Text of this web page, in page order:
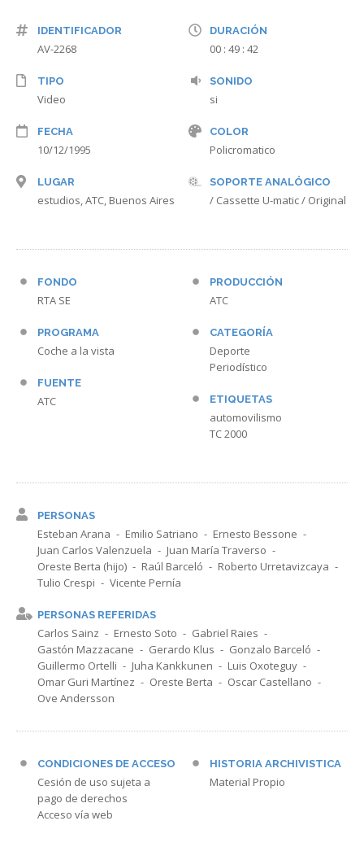
IDENTIFICADOR
AV-2268
TIPO
Video
FECHA
10/12/1995
LUGAR
estudios, ATC, Buenos Aires
DURACIÓN
00 : 49 : 42
SONIDO
si
COLOR
Policromatico
SOPORTE ANALÓGICO
/ Cassette U-matic / Original
FONDO
RTA SE
PROGRAMA
Coche a la vista
FUENTE
ATC
PRODUCCIÓN
ATC
CATEGORÍA
Deporte
Periodístico
ETIQUETAS
automovilismo
TC 2000
PERSONAS
Esteban Arana Emilio Satriano
Ernesto Bessone
Juan Carlos Valenzuela
Juan María Traverso
Oreste Berta (hijo)
Raúl Barceló
Roberto Urretavizcaya
Tulio Crespi
Vicente Pernía
PERSONAS REFERIDAS
Carlos Sainz Ernesto Soto
Gabriel Raies
Gastón Mazzacane
Gerardo Klus
Gonzalo Barceló
Guillermo Ortelli
Juha Kankkunen
Luis Oxoteguy
Omar Guri Martínez
Oreste Berta
Oscar Castellano
Ove Andersson
CONDICIONES DE ACCESO
Cesión de uso sujeta a
pago de derechos
Acceso vía web
HISTORIA ARCHIVISTICA
Material Propio